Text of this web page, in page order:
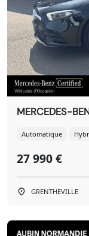
MERCEDES-
Automatique
27 990 €
GRENTHEVILLE